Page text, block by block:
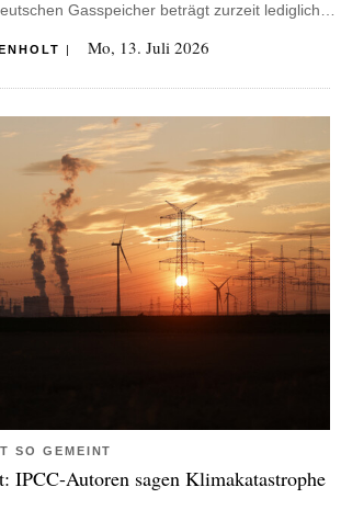
Gasspeicher beträgt zurzeit lediglich…
Mo, 13. Juli 2026
SO GEMEINT
IPCC-Autoren sagen Klimakatastrophe